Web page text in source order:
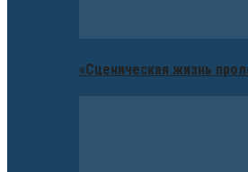
«Сценическая жизнь